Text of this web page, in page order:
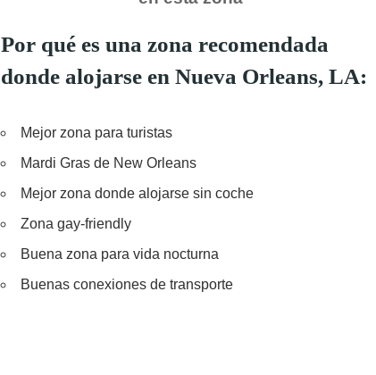
Por qué es una zona recomendada
donde alojarse en Nueva Orleans, LA:
Mejor zona para turistas
Mardi Gras de New Orleans
Mejor zona donde alojarse sin coche
Zona gay-friendly
Buena zona para vida nocturna
Buenas conexiones de transporte